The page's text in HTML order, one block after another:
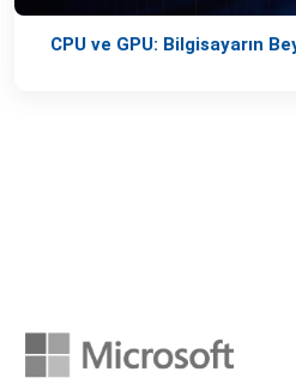
CPU ve GPU: Bilgisayarın